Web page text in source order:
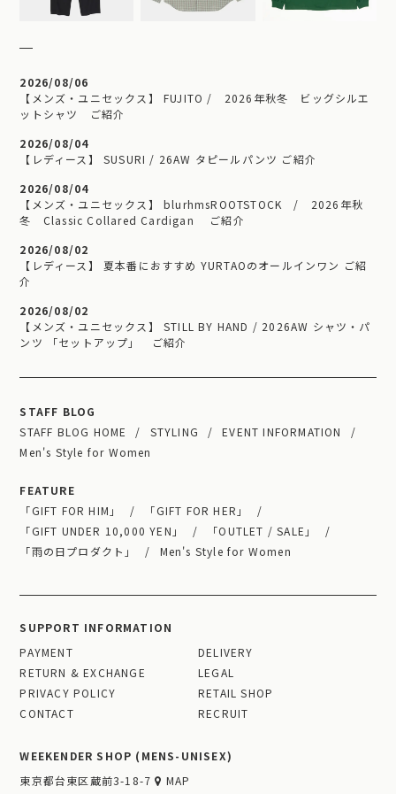
2026/08/06
【メンズ・ユニセックス】 FUJITO / 2026年秋冬 ビッグシルエ
ットシャツ ご紹介
2026/08/04
【レディース】 SUSURI / 26AW タピールパンツ ご紹介
2026/08/04
【メンズ・ユニセックス】 blurhmsROOTSTOCK / 2026年秋
冬 Classic Collared Cardigan ご紹介
2026/08/02
【レディース】 夏本番におすすめ YURTAOのオールインワン ご紹
介
2026/08/02
【メンズ・ユニセックス】 STILL BY HAND / 2026AW シャツ・パ
ンツ 「セットアップ」 ご紹介
STAFF BLOG
STAFF BLOG HOME
STYLING
EVENT INFORMATION
Men's Style for Women
FEATURE
「GIFT FOR HIM」
「GIFT FOR HER」
「GIFT UNDER 10,000 YEN」
「OUTLET / SALE」
「雨の日プロダクト」
Men's Style for Women
SUPPORT INFORMATION
PAYMENT
DELIVERY
RETURN & EXCHANGE
LEGAL
PRIVACY POLICY
RETAIL SHOP
CONTACT
RECRUIT
WEEKENDER SHOP (MENS-UNISEX)
東京都台東区蔵前3-18-7
MAP